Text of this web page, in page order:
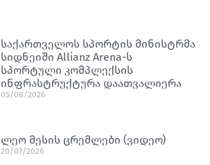
საქართველოს სპორტის მინისტრმა
სიდნეიში Allianz Arena-ს
სპორტული კომპლექსის
ინფრასტრუქტურა დაათვალიერა
05/08/2026
ლეო მესის ცრემლები (ვიდეო)
20/07/2026